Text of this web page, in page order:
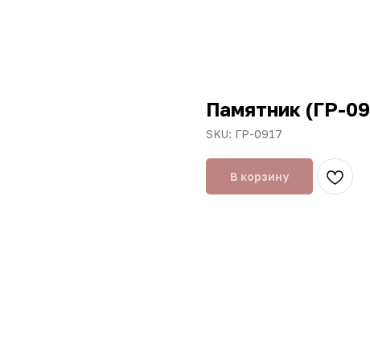
Памятник (ГР-
SKU: ГР-0917
В корзину